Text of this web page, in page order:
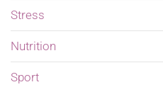
Stress
Nutrition
Sport